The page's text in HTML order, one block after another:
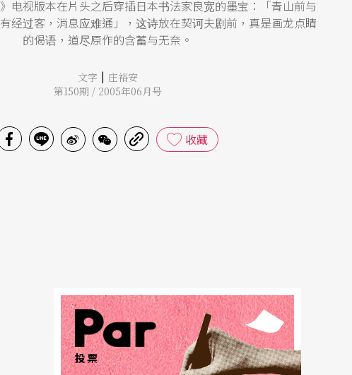
电视版本在片头之后穿插日本书法家良宽的墨宝：「青山前与
经过客，消息应难通」，这诗放在契诃夫剧前，真是画龙点睛
的偈语，道尽原作的含蓄与无奈。
文字 | 庄裕安
第150期 / 2005年06月号
收藏
投票